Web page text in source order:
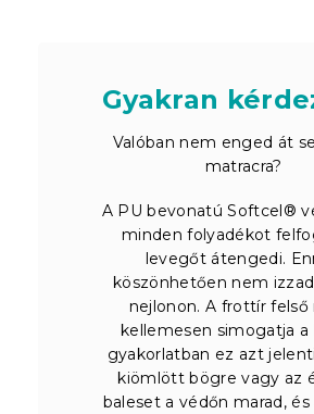
Gyakran
Valóban nem enged át
matracra?
A PU bevonatú Softcel®
minden folyadékot
levegőt átengedi.
köszönhetően nem
nejlonon. A frottír felső
kellemesen simogatja a
gyakorlatban ez azt
kiömlött bögre vagy az
baleset a védőn marad,